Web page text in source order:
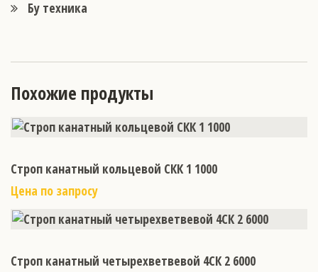
Бу техника
Похожие продукты
Строп канатный кольцевой СКК 1 1000
Цена по запросу
Строп канатный четырехветвевой 4СК 2 6000